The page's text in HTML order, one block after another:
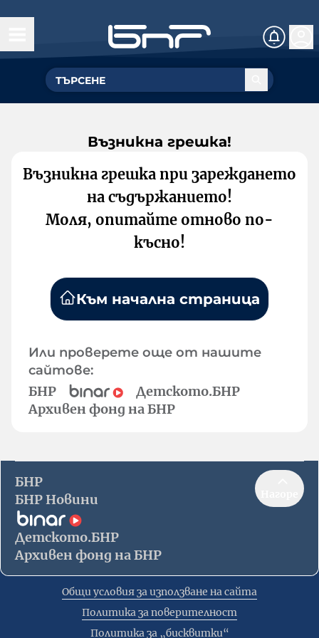
Възникна грешка!
Възникна грешка при зареждането
на съдържанието!
Моля, опитайте отново по-
късно!
Към начална страница
Или проверете още от нашите
сайтове:
БНР
Детското.БНР
Архивен фонд на БНР
БНР
БНР Новини
Детското.БНР
Архивен фонд на БНР
Общи условия за използване на сайта
Политика за поверителност
Политика за „бисквитки“